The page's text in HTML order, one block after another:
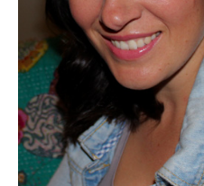
Contacto
Idioma: